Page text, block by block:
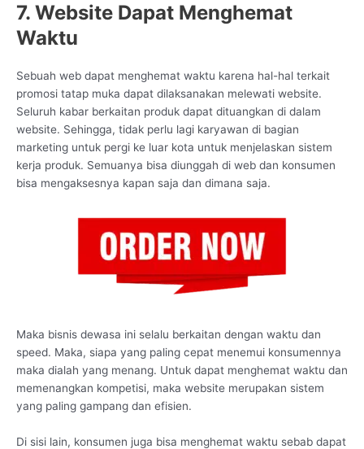
7. Website Dapat Menghemat
Waktu
Sebuah web dapat menghemat waktu karena hal-hal terkait
promosi tatap muka dapat dilaksanakan melewati website.
Seluruh kabar berkaitan produk dapat dituangkan di dalam
website. Sehingga, tidak perlu lagi karyawan di bagian
marketing untuk pergi ke luar kota untuk menjelaskan sistem
kerja produk. Semuanya bisa diunggah di web dan konsumen
bisa mengaksesnya kapan saja dan dimana saja.
Maka bisnis dewasa ini selalu berkaitan dengan waktu dan
speed. Maka, siapa yang paling cepat menemui konsumennya
maka dialah yang menang. Untuk dapat menghemat waktu dan
memenangkan kompetisi, maka website merupakan sistem
yang paling gampang dan efisien.
Di sisi lain, konsumen juga bisa menghemat waktu sebab dapat